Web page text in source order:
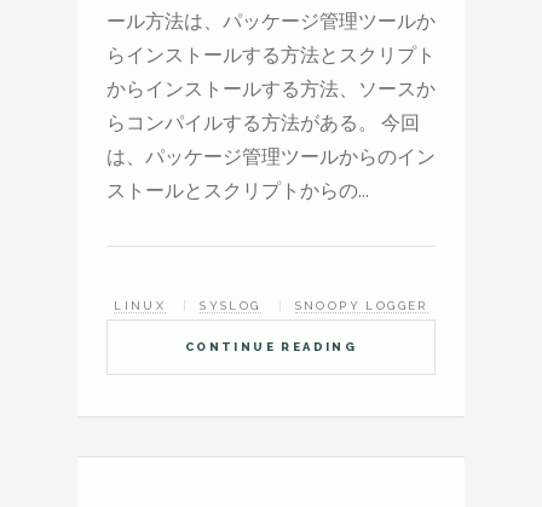
ール方法は、パッケージ管理ツールか
らインストールする方法とスクリプト
からインストールする方法、ソースか
らコンパイルする方法がある。 今回
は、パッケージ管理ツールからのイン
ストールとスクリプトからの...
CONTINUE READING
LINUX SYSLOG SNOOPY LOGGER